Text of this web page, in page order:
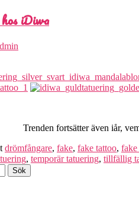
iDiwa
Trenden fortsätter även iår,
drömfångare, fake, fake tattoo, fake
, temporär tatuering, tillfällig